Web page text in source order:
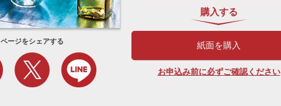
ページをシェアする
購入する
紙面を購入
お申込み前に必ずご確認ください